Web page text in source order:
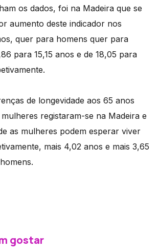
os dados, foi na Madeira que se
aumento deste indicador nos
quer para homens quer para
para 15,15 anos e de 18,05 para
de longevidade aos 65 anos
registaram-se na Madeira e
as mulheres podem esperar viver
mais 4,02 anos e mais 3,65
gostar